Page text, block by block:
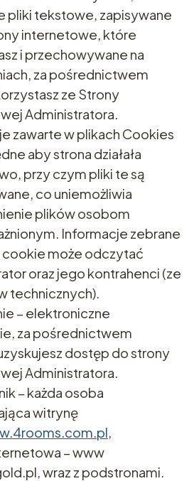
pliki tekstowe, zapisywane
internetowe, które
i przechowywane na
za pośrednictwem
ze Strony
Administratora.
zawarte w plikach Cookies
aby strona działała
przy czym pliki te są
co uniemożliwia
plików osobom
Informacje zebrane
cookie może odczytać
oraz jego kontrahenci (ze
technicznych).
– elektroniczne
za pośrednictwem
dostęp do strony
Administratora.
– każda osoba
witrynę
,
– www
wraz z podstronami.